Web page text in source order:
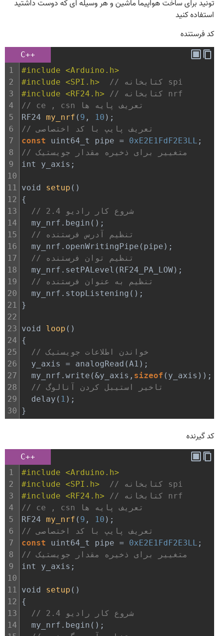
تونید برای ساخت هواپیما ماشین و هر وسیله ای که دوست داشتید
استفاده کنید
کد فرستنده
C++
1
#include <Arduino.h>
2
#include <SPI.h>
// کتابخانه spi
3
#include <RF24.h>
// کتابخانه nrf
4
// ce , csn تعریف پایه ها
5
RF24 my_nrf ( 9 , 10 );
6
// تعریف پایپ با کد اختصاصی
7
const uint64_t pipe = 0xE2E1FdF2E3LL ;
8
// متغییر برای ذخیره مقدار جویستیک
9
int y_axis ;
10
11 void setup ()
12
{
13
// شروع کار رادیو 2.4
14
my_nrf . begin ();
15
// تنظیم آدرس فرستنده
16
my_nrf . openWritingPipe ( pipe );
17
// تنظیم توان فرستنده
18
my_nrf . setPALevel ( RF24_PA_LOW);
19
// تنظیم به عنوان فرستنده
20
my_nrf . stopListening ();
21 }
22
23 void loop ()
24 {
25
// خواندن اطلاعات جویستیک
26
y_axis = analogRead (A1 );
27
my_nrf . write (&y_axis , sizeof ( y_axis ));
28
// تاخیر استیبل کردن آنالوگ
29
delay ( 1 );
30 }
کد گیرنده
C++
1
#include <Arduino.h>
2
#include <SPI.h>
// کتابخانه spi
3
#include <RF24.h>
// کتابخانه nrf
4
// ce , csn تعریف پایه ها
5
RF24 my_nrf ( 9 , 10 );
6
// تعریف پایپ با کد اختصاصی
7
const uint64_t pipe = 0xE2E1FdF2E3LL ;
8
// متغییر برای ذخیره مقدار جویستیک
9
int y_axis ;
10
11 void setup ()
12
{
13
// شروع کار رادیو 2.4
14
my_nrf . begin ();